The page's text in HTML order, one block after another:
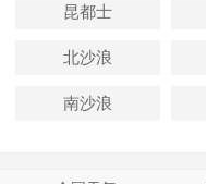
昆都士
北沙浪
南沙浪